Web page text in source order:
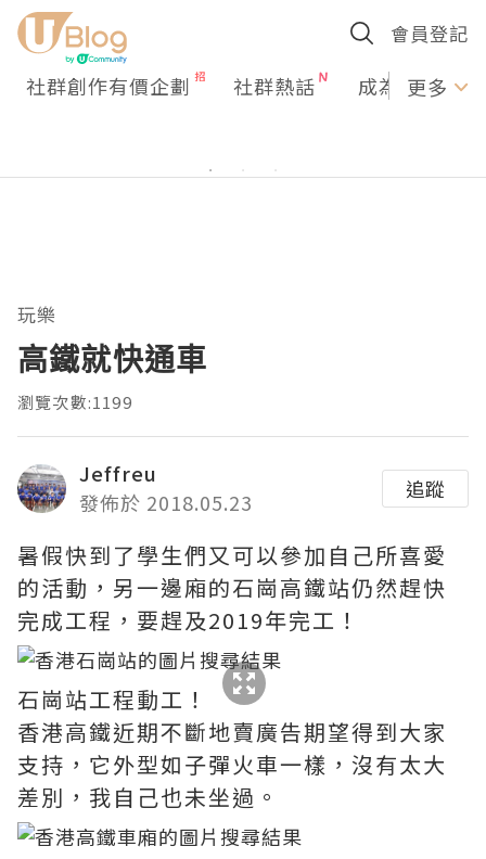
會員登記
社群創作有價企劃 社群熱話 成為U更多
玩樂
高鐵就快通車
瀏覽次數:1199
Jeffreu
發佈於 2018.05.23
追蹤
暑假快到了學生們又可以參加自己所喜愛
的活動，另一邊廂的石崗高鐵站仍然趕快
完成工程，要趕及2019年完工！
石崗站工程動工！
香港高鐵近期不斷地賣廣告期望得到大家
支持，它外型如子彈火車一樣，沒有太大
差別，我自己也未坐過。